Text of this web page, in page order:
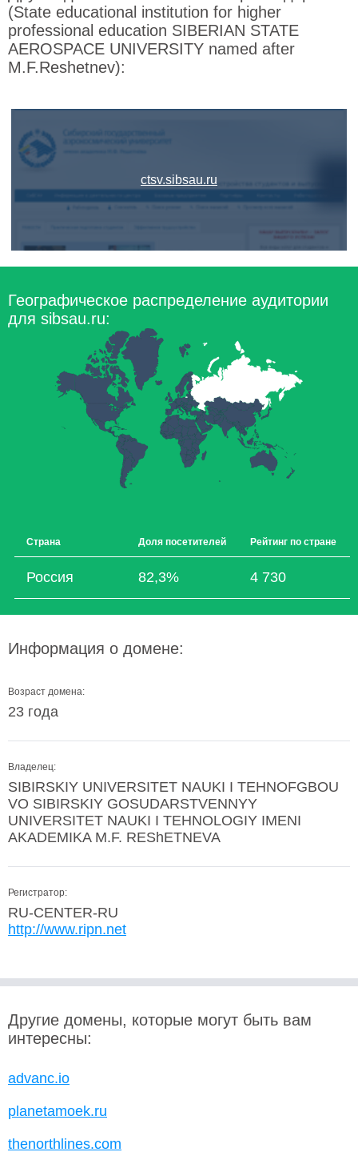
(State educational institution for higher
professional education SIBERIAN STATE
AEROSPACE UNIVERSITY named after
M.F.Reshetnev):
ctsv.sibsau.ru
Географическое распределение аудитории
для sibsau.ru:
Страна Доля посетителей Рейтинг по стране
Россия 82,3% 4 730
Информация о домене:
Возраст домена:
23 года
Владелец:
SIBIRSKIY UNIVERSITET NAUKI I TEHNOFGBOU
VO SIBIRSKIY GOSUDARSTVENNYY
UNIVERSITET NAUKI I TEHNOLOGIY IMENI
AKADEMIKA M.F. REShETNEVA
Регистратор:
RU-CENTER-RU
http://www.ripn.net
Другие домены, которые могут быть вам
интересны:
advanc.io
planetamoek.ru
thenorthlines.com